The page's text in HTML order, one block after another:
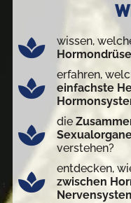
wissen,
erfahren,
einfachste
die
verstehen?
entdecken,
zwischen